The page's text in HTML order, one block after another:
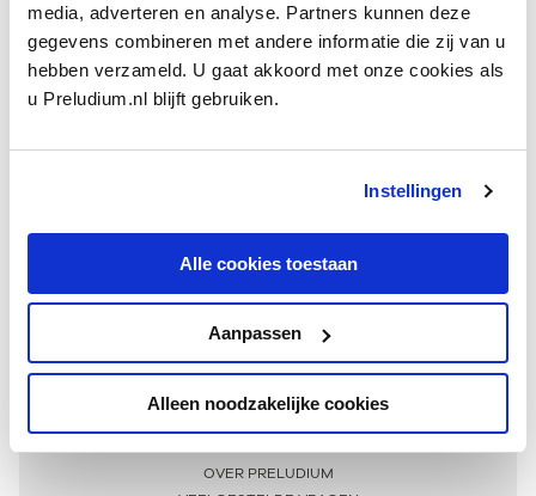
media, adverteren en analyse. Partners kunnen deze
gegevens combineren met andere informatie die zij van u
hebben verzameld. U gaat akkoord met onze cookies als
u Preludium.nl blijft gebruiken.
Instellingen
Alle cookies toestaan
Aanpassen
Alleen noodzakelijke cookies
Meer informatie
OVER PRELUDIUM